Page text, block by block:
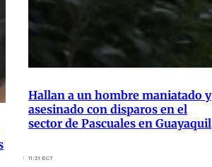
Hallan a un hombre maniatado y
asesinado con disparos en el
sector de Pascuales en Guayaquil
11:31 ECT